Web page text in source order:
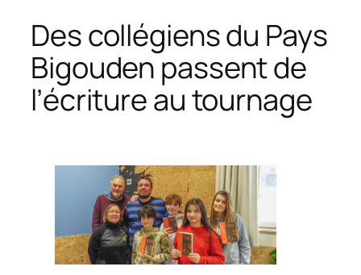
Des collégiens du Pays
Bigouden passent de
l’écriture au tournage